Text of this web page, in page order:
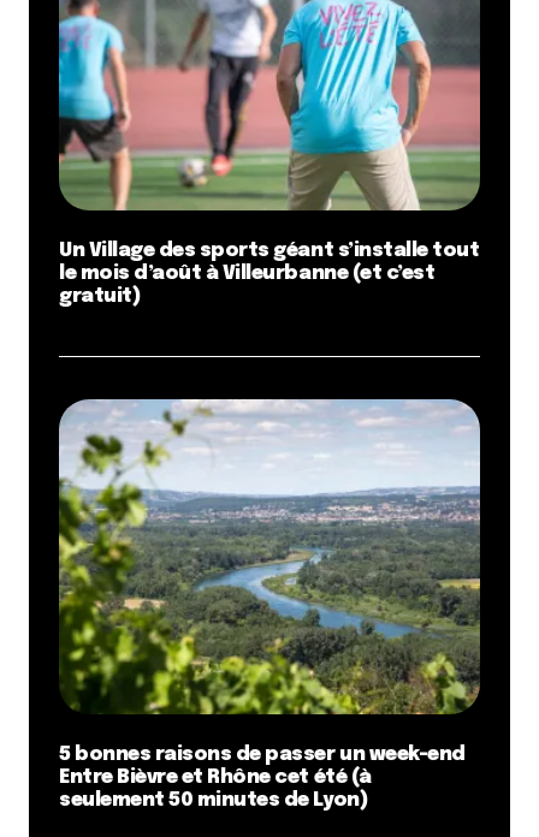
Un Village des sports géant s’installe tout
le mois d’août à Villeurbanne (et c’est
gratuit)
5 bonnes raisons de passer un week-end
Entre Bièvre et Rhône cet été (à
seulement 50 minutes de Lyon)